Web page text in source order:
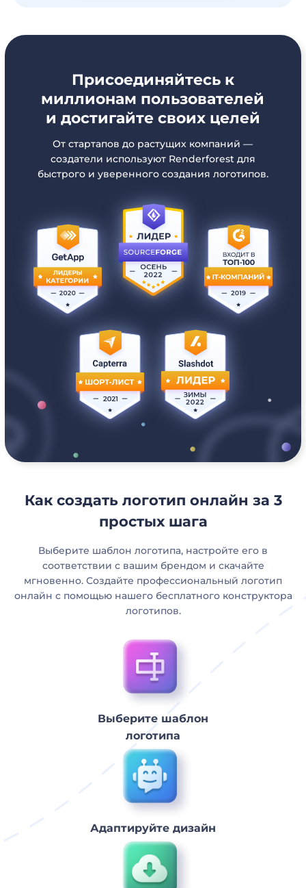
Присоединяйтесь к
миллионам пользователей
и достигайте своих целей
От стартапов до растущих компаний —
создатели используют Renderforest для
быстрого и уверенного создания логотипов.
Как создать логотип онлайн за 3
простых шага
Выберите шаблон логотипа, настройте его в
соответствии с вашим брендом и скачайте
мгновенно. Создайте профессиональный логотип
онлайн с помощью нашего бесплатного конструктора
логотипов.
Выберите шаблон
логотипа
Адаптируйте дизайн